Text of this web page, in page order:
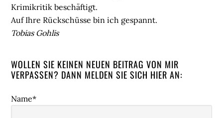
Krimikritik beschäftigt.
Auf Ihre Rückschüsse bin ich gespannt.
Tobias Gohlis
WOLLEN SIE KEINEN NEUEN BEITRAG VON MIR
VERPASSEN? DANN MELDEN SIE SICH HIER AN:
Name*